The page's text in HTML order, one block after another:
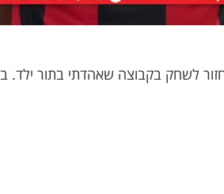
לשחק בקבוצה שאהדתי בתור ילד.